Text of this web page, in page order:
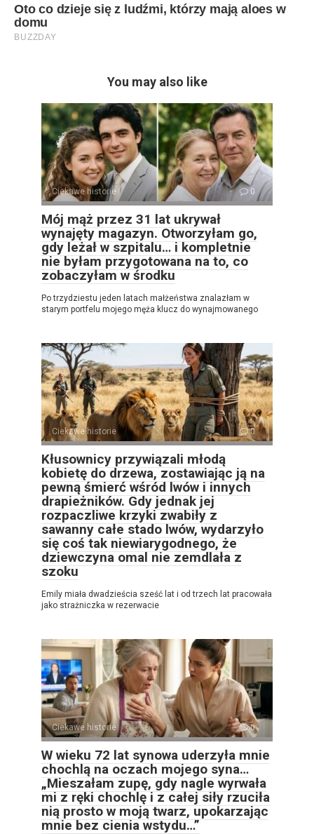
You may also like
Ciekawe historie 0
Mój mąż przez 31 lat ukrywał
wynajęty magazyn. Otworzyłam go,
gdy leżał w szpitalu… i kompletnie
nie byłam przygotowana na to, co
zobaczyłam w środku
Po trzydziestu jeden latach małżeństwa znalazłam w
starym portfelu mojego męża klucz do wynajmowanego
Ciekawe historie 0
Kłusownicy przywiązali młodą
kobietę do drzewa, zostawiając ją na
pewną śmierć wśród lwów i innych
drapieżników. Gdy jednak jej
rozpaczliwe krzyki zwabiły z
sawanny całe stado lwów, wydarzyło
się coś tak niewiarygodnego, że
dziewczyna omal nie zemdlała z
szoku
Emily miała dwadzieścia sześć lat i od trzech lat pracowała
jako strażniczka w rezerwacie
Ciekawe historie 0
W wieku 72 lat synowa uderzyła mnie
chochlą na oczach mojego syna…
„Mieszałam zupę, gdy nagle wyrwała
mi z ręki chochlę i z całej siły rzuciła
nią prosto w moją twarz, upokarzając
mnie bez cienia wstydu…”